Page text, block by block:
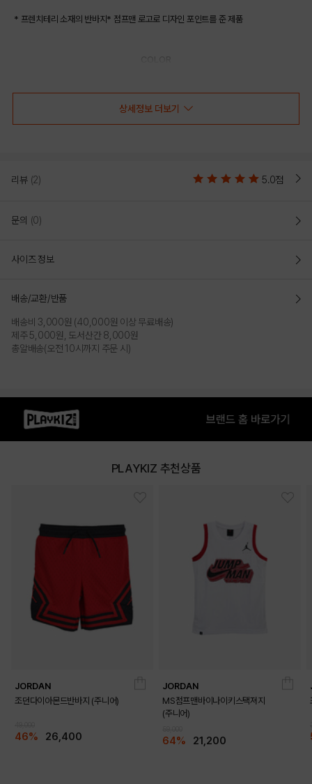
* 프렌치테리 소재의 반바지* 점프맨 로고로 디자인 포인트를 준 제품
상세정보 더보기
리뷰 (2) 5.0점
문의 (0)
사이즈 정보
배송/교환/반품
배송비 3,000원 (40,000원 이상 무료배송)
제주 5,000원, 도서산간 8,000원
총알배송(오전 10시까지 주문 시)
PLAYKIZ 추천상품
JORDAN
조던다이아몬드반바지 (주니어)
46% 26,400
JORDAN
MS점프맨바이나이키스택져지
(주니어)
64% 21,200